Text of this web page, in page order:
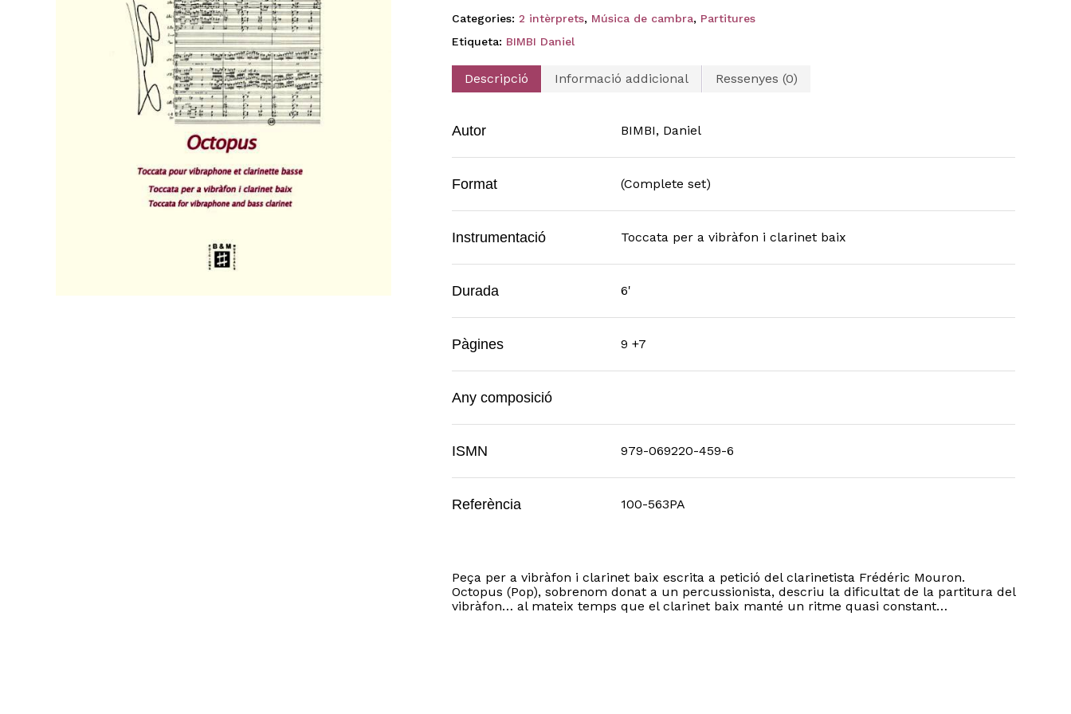
Categories: 2 intèrprets, Música de cambra, Partitures
Etiqueta: BIMBI Daniel
Descripció Informació addicional Ressenyes (0)
Autor BIMBI, Daniel
Format (Complete set)
Instrumentació Toccata per a vibràfon i clarinet baix
Durada 6'
Pàgines 9 +7
Any composició
ISMN 979-069220-459-6
Referència 100-563PA
Peça per a vibràfon i clarinet baix escrita a petició del clarinetista Frédéric Mouron.
Octopus (Pop), sobrenom donat a un percussionista, descriu la dificultat de la partitura del
vibràfon… al mateix temps que el clarinet baix manté un ritme quasi constant…